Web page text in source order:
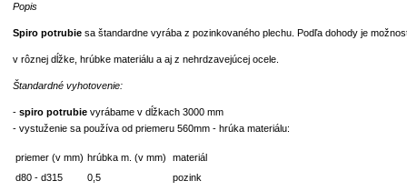
Popis
Spiro potrubie sa štandardne vyrába z pozinkovaného plechu. Podľa dohody je
v rôznej dĺžke, hrúbke materiálu a aj z nehrdzavejúcej ocele.
Štandardné vyhotovenie:
- spiro potrubie vyrábame v dĺžkach 3000 mm
- vystuženie sa používa od priemeru 560mm - hrúka materiálu:
priemer (v mm) hrúbka m. (v mm)
materiál
d80 - d315
0,5
pozink